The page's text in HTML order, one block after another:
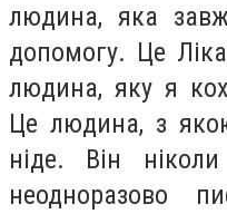
людина, яка
допомогу. Це
людина, яку я
Це людина, з
ніде. Він
неодноразово